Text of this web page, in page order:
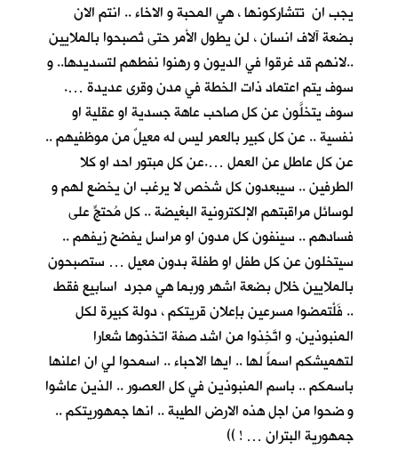
يجب ان تتشاركونها ، هي المحبة و الاخاء .. انتم الان
بضعة آلاف انسان ، لن يطول الأمر حتى تُصبحوا بالملايين
..لانهم قد غرقوا في الديون و رهنوا نفطهم لتسديدها.. و
سوف يتم اعتماد ذات الخطة في مدن وقرى عديدة ….
سوف يتخلَّون عن كل صاحب عاهة جسدية او عقلية او
نفسية .. عن كل كبير بالعمر ليس له معيلٌ من موظفيهم ..
عن كل عاطلٍ عن العمل ….عن كل مبتور احد او كلا
الطرفين .. سيبعدون كل شخص لا يرغب ان يخضع لهم و
لوسائل مراقبتهم الإلكترونية البغيضة .. كل مُحتجٍّ على
فسادهم .. سينفون كل مدون او مراسل يفضح زيفهم ..
سيتخلون عن كل طفل او طفلة بدون معيل … ستصبحون
بالملايين خلال بضعة اشهر وربما هي مجرد اسابيع فقط
.. فَلْتمضوا مسرعين بإعلان قريتكم ، دولة كبيرة لكل
المنبوذين. و اتَّخِذوا من اشد صفة اتخذوها شعارا
لتهميشكم اسماً لها .. ايها الاحباء .. اسمحوا لي ان اعلنها
باسمكم .. باسم المنبوذين في كل العصور .. الذين عاشوا
و ضحوا من اجل هذه الارض الطيبة .. انها جمهوريتكم ..
جمهورية البتران … ! ))